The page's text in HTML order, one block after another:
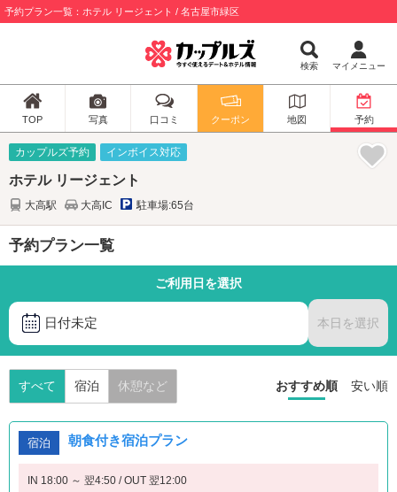
予約プラン一覧：ホテル リージェント / 名古屋市緑区
検索 マイメニュー
TOP 写真 口コミ クーポン 地図 予約
カップルズ予約 インボイス対応
ホテル リージェント
大高駅 大高IC 駐車場:65台
予約プラン一覧
ご利用日を選択
日付未定 本日を選択
すべて 宿泊 休憩など おすすめ順 安い順
宿泊 朝食付き宿泊プラン
IN 18:00 ～ 翌4:50 / OUT 翌12:00